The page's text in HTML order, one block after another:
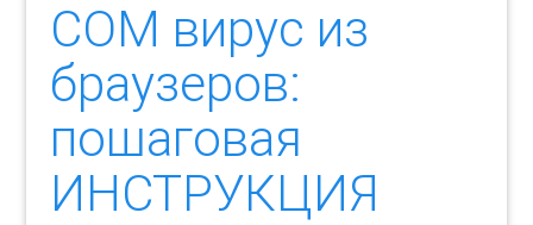
COM вирус из
браузеров:
пошаговая
ИНСТРУКЦИЯ